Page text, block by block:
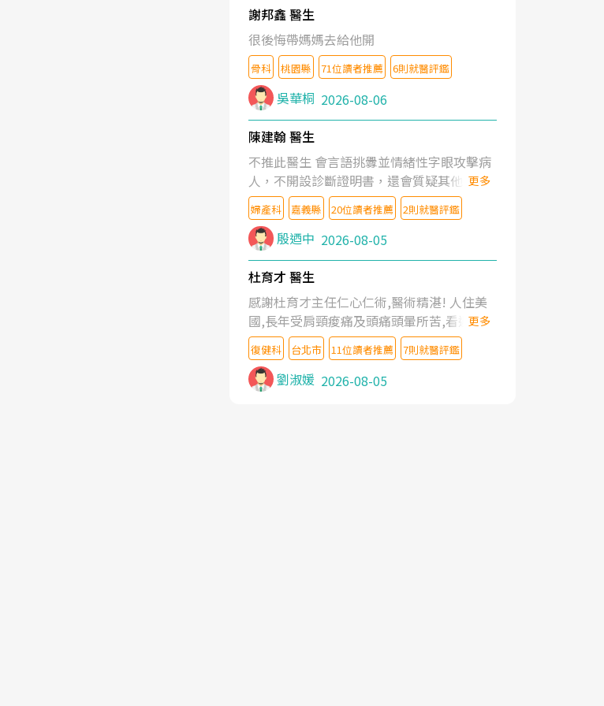
謝邦鑫 醫生
很後悔帶媽媽去給他開
骨科 桃園縣 71位讀者推薦 6則就醫評鑑
吳華桐 2026-08-06
陳建翰 醫生
不推此醫生 會言語挑釁並情緒性字眼攻擊病
人，不開設診斷證明書，還會質疑其他醫生
的判斷！
更多
婦產科 嘉義縣 20位讀者推薦 2則就醫評鑑
殷迺中 2026-08-05
杜育才 醫生
感謝杜育才主任仁心仁術,醫術精湛! 人住美
國,長年受肩頸痠痛及頭痛頭暈所苦,看遍名醫
教授,做了各種檢查,也嘗試過西醫打針,中醫
針灸及物理徒手治療都沒有用,後來連吃到嗎
啡類止痛藥都效果有限,只是壓症狀,沒多久就
痛起來,多年失眠嚴重影響生活品質. 台灣親
更多
復健科 台北市 11位讀者推薦 7則就醫評鑑
劉淑媛 2026-08-05